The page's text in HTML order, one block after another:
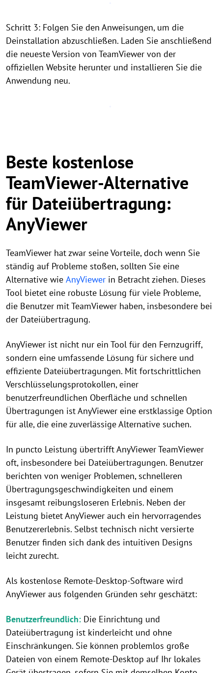
Schritt 3: Folgen Sie den Anweisungen, um die
Deinstallation abzuschließen. Laden Sie anschließend
die neueste Version von TeamViewer von der
offiziellen Website herunter und installieren Sie die
Anwendung neu.
Beste kostenlose
TeamViewer-Alternative
für Dateiübertragung:
AnyViewer
TeamViewer hat zwar seine Vorteile, doch wenn Sie
ständig auf Probleme stoßen, sollten Sie eine
Alternative wie AnyViewer in Betracht ziehen. Dieses
Tool bietet eine robuste Lösung für viele Probleme,
die Benutzer mit TeamViewer haben, insbesondere bei
der Dateiübertragung.
AnyViewer ist nicht nur ein Tool für den Fernzugriff,
sondern eine umfassende Lösung für sichere und
effiziente Dateiübertragungen. Mit fortschrittlichen
Verschlüsselungsprotokollen, einer
benutzerfreundlichen Oberfläche und schnellen
Übertragungen ist AnyViewer eine erstklassige Option
für alle, die eine zuverlässige Alternative suchen.
In puncto Leistung übertrifft AnyViewer TeamViewer
oft, insbesondere bei Dateiübertragungen. Benutzer
berichten von weniger Problemen, schnelleren
Übertragungsgeschwindigkeiten und einem
insgesamt reibungsloseren Erlebnis. Neben der
Leistung bietet AnyViewer auch ein hervorragendes
Benutzererlebnis. Selbst technisch nicht versierte
Benutzer finden sich dank des intuitiven Designs
leicht zurecht.
Als kostenlose Remote-Desktop-Software wird
AnyViewer aus folgenden Gründen sehr geschätzt:
Benutzerfreundlich: Die Einrichtung und
Dateiübertragung ist kinderleicht und ohne
Einschränkungen. Sie können problemlos große
Dateien von einem Remote-Desktop auf Ihr lokales